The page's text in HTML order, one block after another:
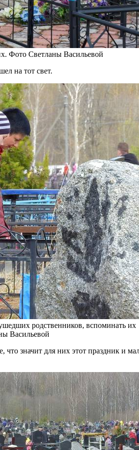
Фото Светланы Васильевой
на тот свет.
родственников, вспоминать их
Васильевой
значит для них этот праздник и